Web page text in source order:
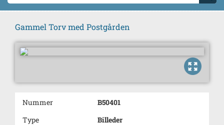
Gammel Torv med Postgården
Nummer
B50401
Type
Billeder